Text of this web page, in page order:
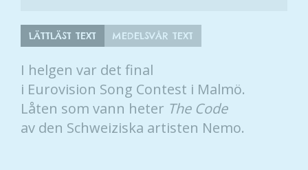
LÄTTLÄST TEXT MEDELSVÅR TEXT
I helgen var det final
i Eurovision Song Contest i Malmö.
Låten som vann heter The Code
av den Schweiziska artisten Nemo.